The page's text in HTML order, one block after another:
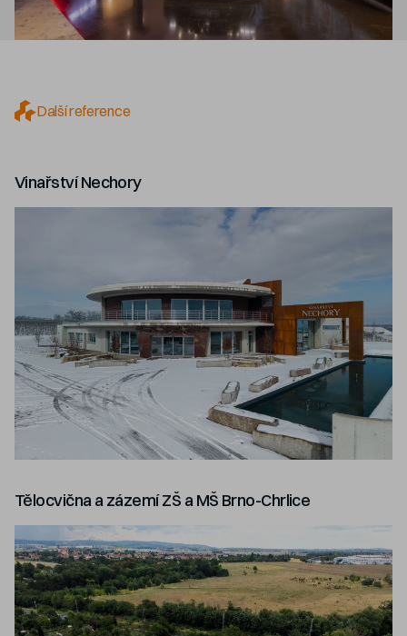
Další reference
Vinařství Nechory
Tělocvična a zázemí ZŠ a MŠ Brno-Chrlice